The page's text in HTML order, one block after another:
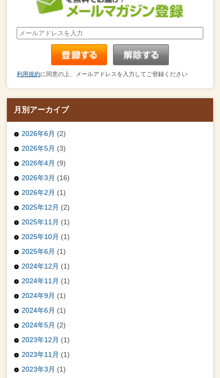
利用規約に同意の上、メールアドレスを入力してご登録ください
月別アーカイブ
2026年6月 (2)
2026年5月 (3)
2026年4月 (9)
2026年3月 (16)
2026年2月 (1)
2025年12月 (2)
2025年11月 (1)
2025年10月 (1)
2025年6月 (1)
2024年12月 (1)
2024年11月 (1)
2024年9月 (1)
2024年6月 (1)
2024年5月 (2)
2023年12月 (1)
2023年11月 (1)
2023年3月 (1)